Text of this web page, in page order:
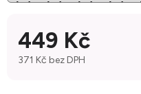
449 Kč
371 Kč bez DPH